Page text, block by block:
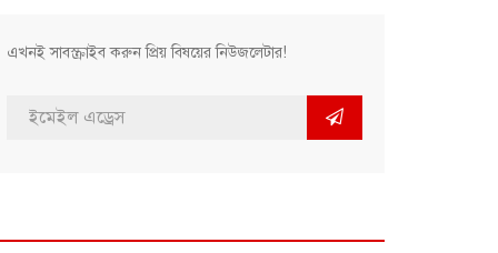
এখনই সাবস্ক্রাইব করুন প্রিয় বিষয়ের নিউজলেটার!